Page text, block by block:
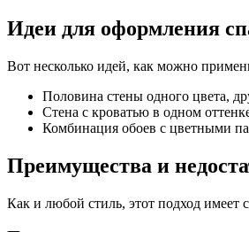
Идеи для оформления
Вот несколько идей, как можно
Половина стены одного цвета,
Стена с кроватью в одном
Комбинация обоев с цветными
Преимущества и
Как и любой стиль, этот подход